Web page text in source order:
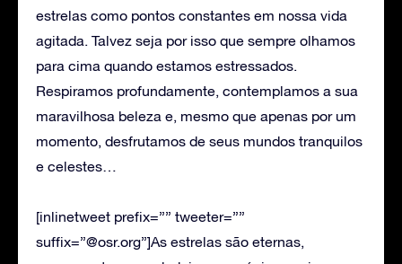
estrelas como pontos constantes em nossa vida
agitada. Talvez seja por isso que sempre olhamos
para cima quando estamos estressados.
Respiramos profundamente, contemplamos a sua
maravilhosa beleza e, mesmo que apenas por um
momento, desfrutamos de seus mundos tranquilos
e celestes…
[inlinetweet prefix=”” tweeter=””
suffix=”@osr.org”]As estrelas são eternas,